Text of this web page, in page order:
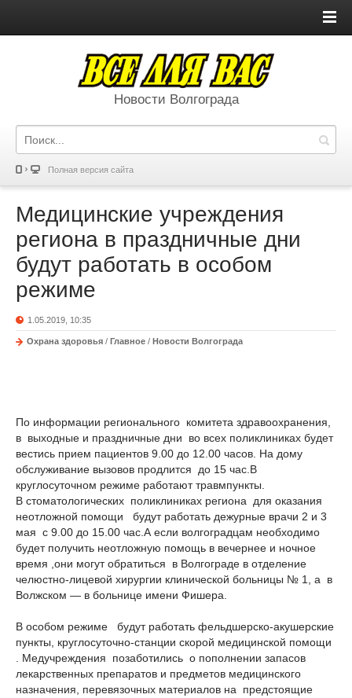
Новости Волгограда
Полная версия сайта
Медицинские учреждения
региона в праздничные дни
будут работать в особом
режиме
1.05.2019, 10:35
Охрана здоровья / Главное / Новости Волгограда
По информации регионального комитета здравоохранения,
в выходные и праздничные дни во всех поликлиниках будет
вестись прием пациентов 9.00 до 12.00 часов. На дому
обслуживание вызовов продлится до 15 час.В
круглосуточном режиме работают травмпункты.
В стоматологических поликлиниках региона для оказания
неотложной помощи будут работать дежурные врачи 2 и 3
мая с 9.00 до 15.00 час.А если волгоградцам необходимо
будет получить неотложную помощь в вечернее и ночное
время ,они могут обратиться в Волгограде в отделение
челюстно-лицевой хирургии клинической больницы № 1, а в
Волжском — в больнице имени Фишера.
В особом режиме будут работать фельдшерско-акушерские
пункты, круглосуточно-станции скорой медицинской помощи
. Медучреждения позаботились о пополнении запасов
лекарственных препаратов и предметов медицинского
назначения, перевязочных материалов на предстоящие